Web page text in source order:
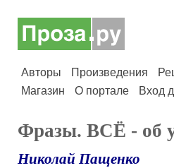
Авторы Произведения
Магазин
О портале Вход
Фразы. ВСЁ - об
Николай Пащенко